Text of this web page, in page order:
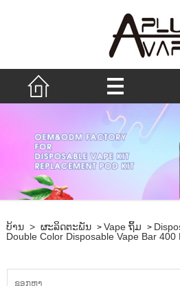
ບ້ານ > ຜະລິດຕະພັນ > Vape ຖິ້ມ >
Double Color Disposable Vape Bar 400